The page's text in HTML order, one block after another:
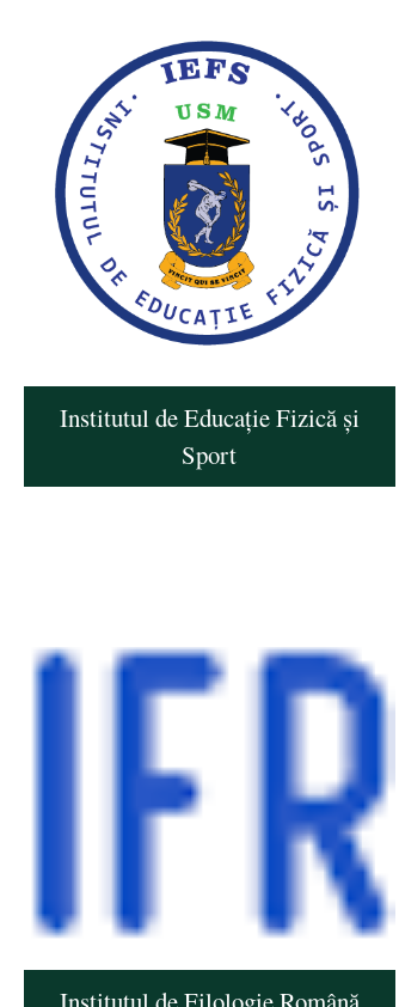
Institutul de Educație Fizică și
Sport